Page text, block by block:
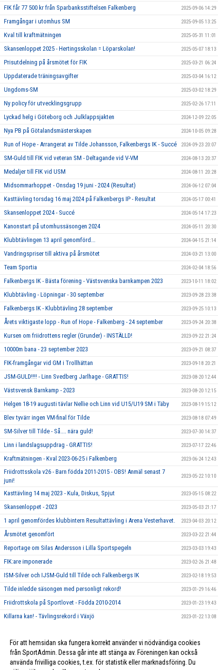
FIK får 77 500 kr från Sparbanksstiftelsen Falkenberg 2025-09-06 14:29
Framgångar i utomhus SM 2025-09-05 13:25
Kval till kraftmätningen 2025-05-31 11:01
Skansenloppet 2025 - Hertingsskolan = Löparskolan! 2025-05-07 18:13
Prisutdelning på årsmötet för FIK 2025-03-21 06:24
Uppdaterade träningsavgifter 2025-03-04 16:12
Ungdoms-SM 2025-03-02 18:29
Ny policy för utvecklingsgrupp 2025-02-26 17:11
Lyckad helg i Göteborg och Julklappsjakten 2024-12-09 22:05
Nya PB på Götalandsmästerskapen 2024-10-05 09:28
Run of Hope - Arrangerat av Tilde Johansson, Falkenbergs IK - Succé 2024-09-23 20:07
SM-Guld till FIK vid veteran SM - Deltagande vid V-VM 2024-08-13 20:37
Medaljer till FIK vid USM 2024-08-11 20:28
Midsommarhoppet - Onsdag 19 juni - 2024 (Resultat) 2024-06-12 07:04
Kasttävling torsdag 16 maj 2024 på Falkenbergs IP - Resultat 2024-05-17 00:41
Skansenloppet 2024 - Succé 2024-05-14 17:23
Kanonstart på utomhussäsongen 2024 2024-05-11 20:30
Klubbtävlingen 13 april genomförd... 2024-04-15 21:14
Vandringspriser till aktiva på årsmötet 2024-03-21 13:00
Team Sportia 2024-02-04 18:56
Falkenbergs IK - Bästa förening - Västsvenska barnkampen 2023 2023-10-11 18:02
Klubbtävling - Löpningar - 30 september 2023-09-28 23:38
Falkenbergs IK - Klubbtävling 28 september 2023-09-25 10:13
Årets viktigaste lopp - Run of Hope - Falkenberg - 24 september 2023-09-24 20:38
Kursen om friidrottens regler (Grunder) - INSTÄLLD! 2023-09-22 21:24
10000m bana - 23 september 2023 2023-09-21 08:37
FIK-framgångar vid GM i Trollhättan 2023-09-18 20:21
JSM-GULD!!!! - Linn Svedberg Jarlhage - GRATTIS! 2023-08-20 12:44
Västsvensk Barnkamp - 2023 2023-08-20 12:15
Helgen 18-19 augusti tävlar Nellie och Linn vid U15/U19 SM i Täby 2023-08-19 15:12
Blev tyvärr ingen VM-final för Tilde 2023-08-18 07:49
SM-Silver till Tilde - Så.... nära guld! 2023-07-30 14:37
Linn i landslagsuppdrag - GRATTIS! 2023-07-17 22:46
Kraftmätningen - Kval 2023-06-25 i Falkenberg 2023-06-24 12:43
Friidrottsskola v26 - Barn födda 2011-2015 - OBS! Anmäl senast 7
juni!
2023-05-22 10:10
Kasttävling 14 maj 2023 - Kula, Diskus, Spjut 2023-05-15 08:22
Skansenloppet - 2023 2023-05-03 21:17
1 april genomfördes klubbintern Resultattävling i Arena Vesterhavet. 2023-04-03 20:12
Årsmötet genomfört 2023-03-22 21:44
Reportage om Silas Andersson i Lilla Sportspegeln 2023-03-03 19:43
FIK:are imponerade 2023-02-26 21:48
ISM-Silver och IJSM-Guld till Tilde och Falkenbergs IK 2023-02-18 19:53
Tilde inledde säsongen med personligt rekord! 2023-01-29 16:46
Friidrottskola på Sportlovet - Födda 2010-2014 2023-01-23 19:43
Killarna kan! - Tävlingsrekord i Växjö 2023-01-22 13:08
Robert Sturesson - Emottog Stellan Bengtssonstipendiet - GRATTIS 2022-11-01 21:29
För att hemsidan ska fungera korrekt använder vi nödvändiga cookies
från SportAdmin. Dessa går inte att stänga av. Föreningen kan också
använda frivilliga cookies, t.ex. för statistik eller marknadsföring. Du